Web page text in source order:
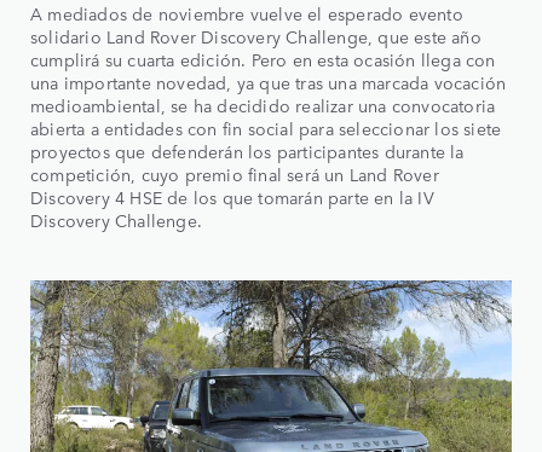
A mediados de noviembre vuelve el esperado evento
solidario Land Rover Discovery Challenge, que este año
cumplirá su cuarta edición. Pero en esta ocasión llega con
una importante novedad, ya que tras una marcada vocación
medioambiental, se ha decidido realizar una convocatoria
abierta a entidades con fin social para seleccionar los siete
proyectos que defenderán los participantes durante la
competición, cuyo premio final será un Land Rover
Discovery 4 HSE de los que tomarán parte en la IV
Discovery Challenge.